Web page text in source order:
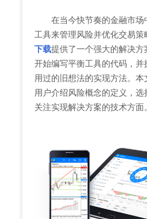
在当今快节奏的金融市场
工具来管理风险并优化交易策
下载提供了一个强大的解决
开始编写平衡工具的代码，
用过的旧想法的实现方法。
用户介绍风险概念的定义，
关注实现解决方案的技术方面。